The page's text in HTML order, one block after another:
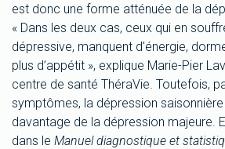
est donc une forme atténuée de la
« Dans les deux cas, ceux qui en
dépressive, manquent d’énergie,
plus d’appétit », explique Marie-Pier
centre de santé ThéraVie. Toutefois,
symptômes, la dépression
davantage de la dépression majeure.
dans le Manuel diagnostique et